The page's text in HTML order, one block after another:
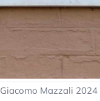
Giacomo Mazzali 2024